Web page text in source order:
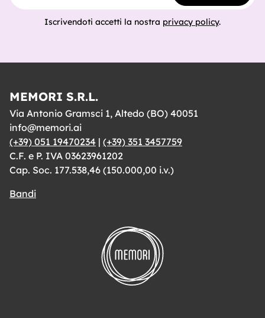
Iscrivendoti accetti la nostra privacy policy.
MEMORI S.R.L.
Via Antonio Gramsci 1, Altedo (BO) 40051
info@memori.ai
(+39) 051 19470234 | (+39) 351 3457759
C.F. e P. IVA 03623961202
Cap. Soc. 177.538,46 (150.000,00 i.v.)
Bandi